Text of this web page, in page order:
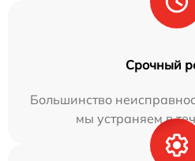
Срочный
Большинство
мы устраняем в